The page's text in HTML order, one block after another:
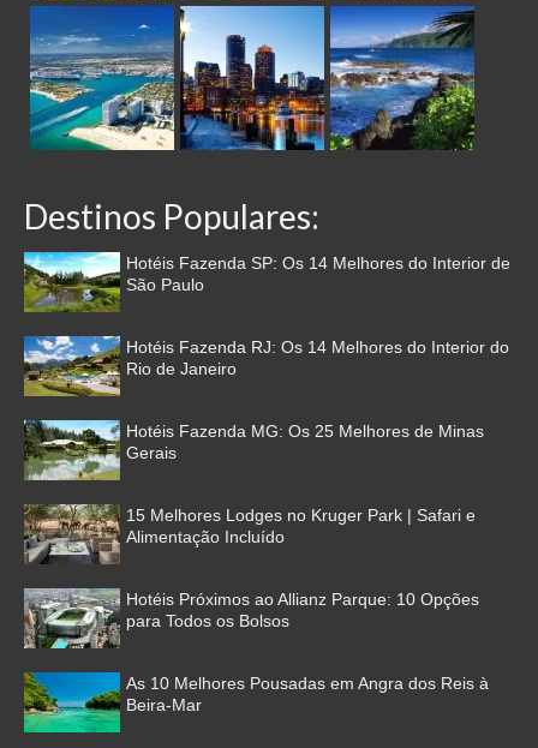
Destinos Populares:
Hotéis Fazenda SP: Os 14 Melhores do Interior de
São Paulo
Hotéis Fazenda RJ: Os 14 Melhores do Interior do
Rio de Janeiro
Hotéis Fazenda MG: Os 25 Melhores de Minas
Gerais
15 Melhores Lodges no Kruger Park | Safari e
Alimentação Incluído
Hotéis Próximos ao Allianz Parque: 10 Opções
para Todos os Bolsos
As 10 Melhores Pousadas em Angra dos Reis à
Beira-Mar